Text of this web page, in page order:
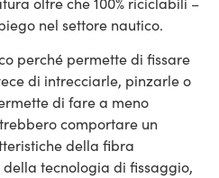
nel settore nautico.
perché permette di fissare
di intrecciarle, pinzarle o
di fare a meno
comportare un
della fibra
tecnologia di fissaggio,